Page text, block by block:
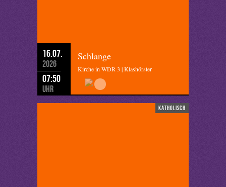
16.07.
2026
07:50
Uhr
Schlange
Kirche in WDR 3 | Klashörster
katholisch